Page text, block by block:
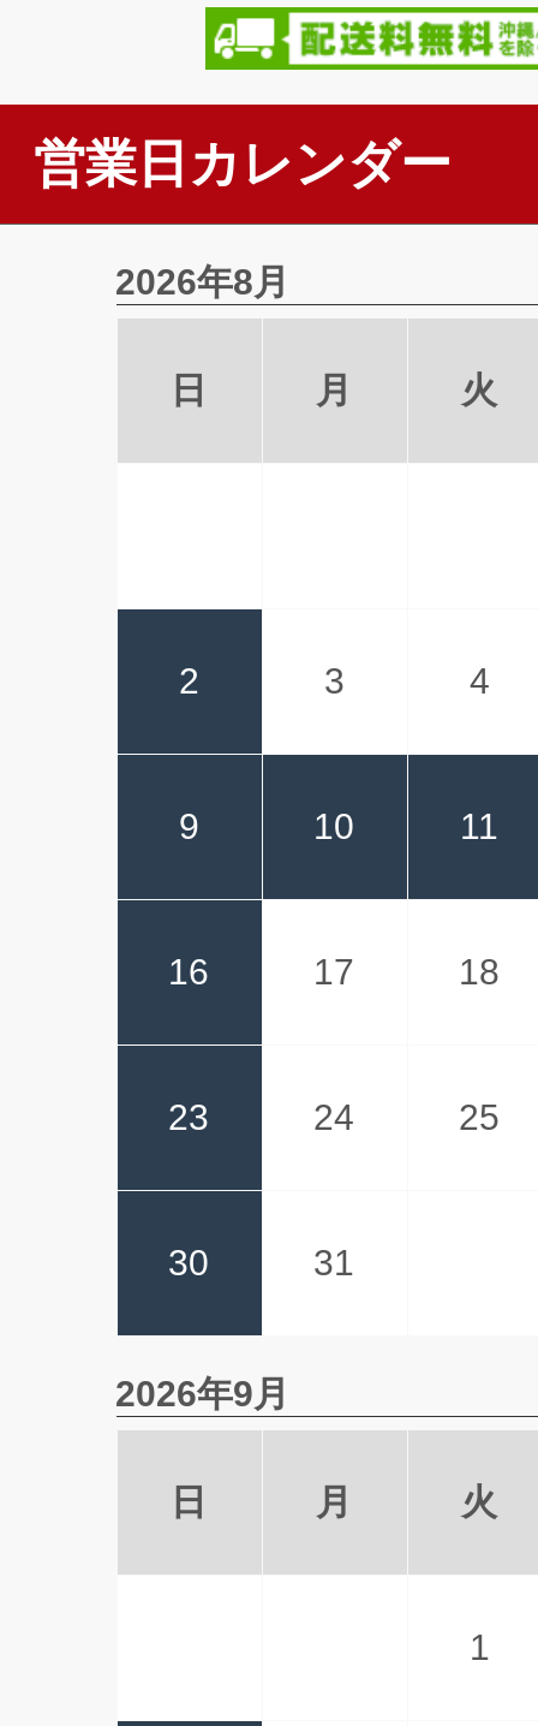
営業日カレンダー
2026年8月
日 月 火
2 3 4
9 10 11
16 17 18
23 24 25
30 31
2026年9月
日 月 火
1